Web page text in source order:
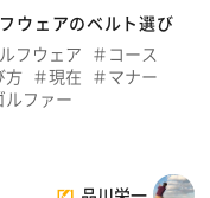
ウェアのベルト選び
フウェア
コース
方 現在
マナー
ルファー